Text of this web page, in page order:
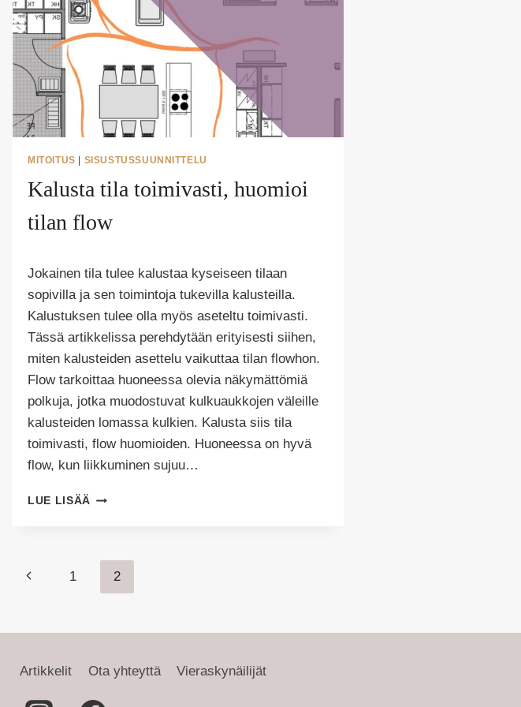
MITOITUS | SISUSTUSSUUNNITTELU
Kalusta tila toimivasti, huomioi
tilan flow
Puoliksi
Tehty
Jokainen tila tulee kalustaa kyseiseen tilaan
sopivilla ja sen toimintoja tukevilla kalusteilla.
Kalustuksen tulee olla myös aseteltu toimivasti.
Tässä artikkelissa perehdytään erityisesti siihen,
miten kalusteiden asettelu vaikuttaa tilan flowhon.
Flow tarkoittaa huoneessa olevia näkymättömiä
polkuja, jotka muodostuvat kulkuaukkojen väleille
kalusteiden lomassa kulkien. Kalusta siis tila
toimivasti, flow huomioiden. Huoneessa on hyvä
flow, kun liikkuminen sujuu…
LUE LISÄÄ KALUSTA
TILAN
FLOW
Sivunavigointi
Edellinen1 2
Artikkelit Ota yhteyttä Vieraskynäilijät